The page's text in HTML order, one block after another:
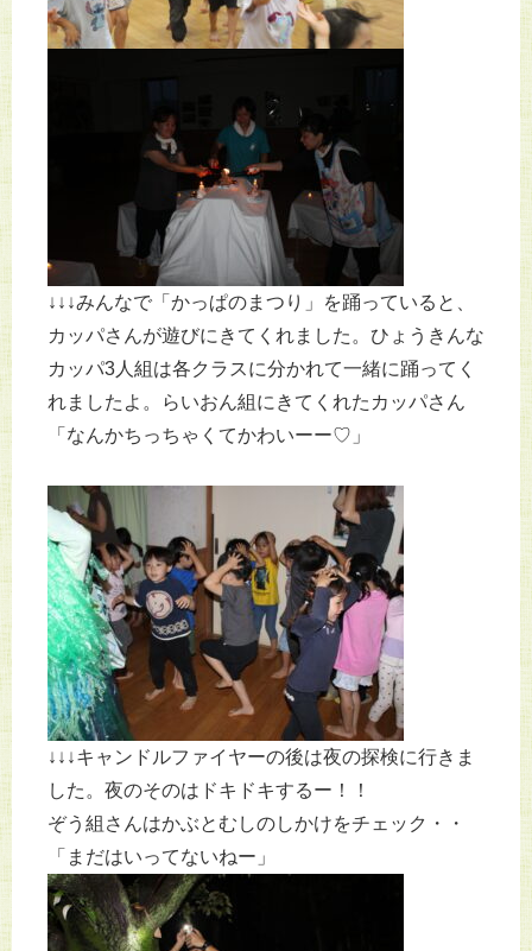
↓↓↓みんなで「かっぱのまつり」を踊っていると、
カッパさんが遊びにきてくれました。ひょうきんな
カッパ3人組は各クラスに分かれて一緒に踊ってく
れましたよ。らいおん組にきてくれたカッパさん
「なんかちっちゃくてかわいーー♡」
↓↓↓キャンドルファイヤーの後は夜の探検に行きま
した。夜のそのはドキドキするー！！
ぞう組さんはかぶとむしのしかけをチェック・・
「まだはいってないねー」